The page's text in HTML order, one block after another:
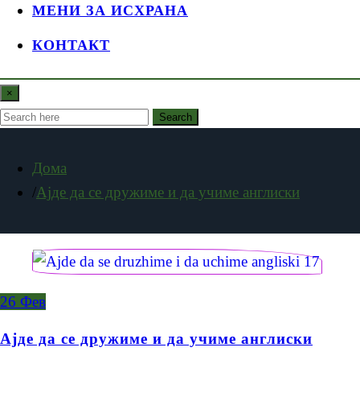
МЕНИ ЗА ИСХРАНА
КОНТАКТ
×
Search
Дома
Ајде да се дружиме и да учиме англиски
26 Фев
Ајде да се дружиме и да учиме англиски